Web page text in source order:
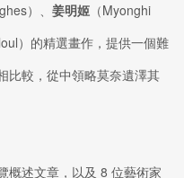
）、 姜明姬 （Myonghi
）的精選畫作，提供一個難
比較，從中領略莫奈遺澤其
概述文章，以及 8 位藝術家